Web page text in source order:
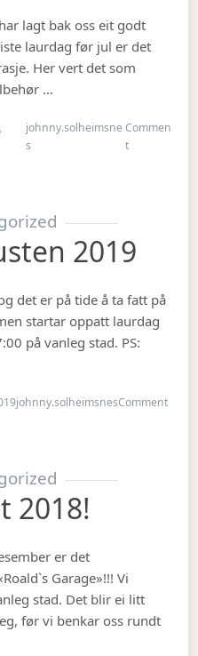
lagt bak oss eit godt
laurdag før jul er det
Her vert det som
…
johnny.solheimsne
s
Commen
ton
2019
det er på tide å ta fatt på
startar oppatt laurdag
på vanleg stad. PS:
johnny.solheimsnesCommenton
2018!
er det
Garage»!!! Vi
stad. Det blir ei litt
før vi benkar oss rundt